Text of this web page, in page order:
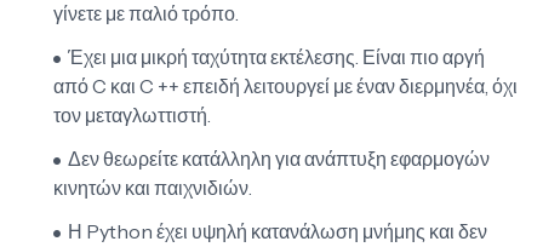
γίνετε με παλιό τρόπο.
Έχει μια μικρή ταχύτητα εκτέλεσης. Είναι πιο αργή
από C και C ++ επειδή λειτουργεί με έναν διερμηνέα, όχι
τον μεταγλωττιστή.
Δεν θεωρείτε κατάλληλη για ανάπτυξη εφαρμογών
κινητών και παιχνιδιών.
Η Python έχει υψηλή κατανάλωση μνήμης και δεν